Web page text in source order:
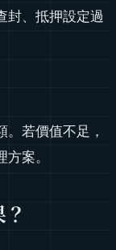
封、抵押設定過
若價值不足，
案。